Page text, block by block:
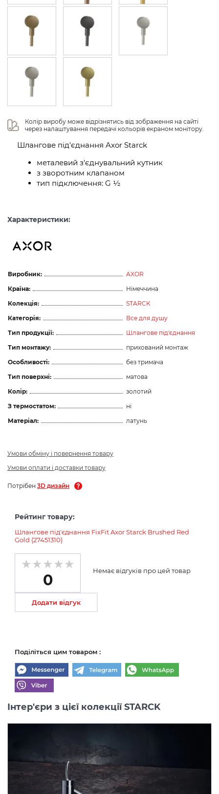
Колір виробу може відрізнятись від зображення на сайті
через налаштування передачі кольорів екраном монітору.
Шлангове під'єднання Axor Starck
металевий з'єднувальний кутник
з зворотним клапаном
тип підключення: G ½
Характеристики:
Виробник:
AXOR
Країна:
Німеччина
Колекція:
STARCK
Категорія:
Все для душу
Тип продукції:
Шлангове під'єднання
Тип монтажу:
прихований монтаж
Особливості:
без тримача
Тип поверхні:
матова
Колір:
золотий
З термостатом:
ні
Матеріал:
латунь
Умови обміну і повернення товару
Умови оплати і доставки товару
Потрібен 3D дизайн
Рейтинг товару:
Шлангове під'єднання FixFit Axor Starck Brushed Red
Gold (27451310)
0
Немає відгуків про цей товар
Додати відгук
Поділіться цим товаром :
Інтер'єри з цієї колекції STARCK